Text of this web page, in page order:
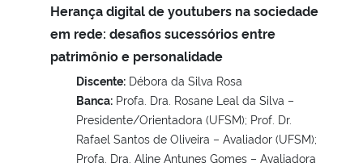
Herança digital de youtubers na sociedade
em rede: desafios sucessórios entre
patrimônio e personalidade
Discente: Débora da Silva Rosa
Banca: Profa. Dra. Rosane Leal da Silva –
Presidente/Orientadora (UFSM); Prof. Dr.
Rafael Santos de Oliveira – Avaliador (UFSM);
Profa. Dra. Aline Antunes Gomes – Avaliadora